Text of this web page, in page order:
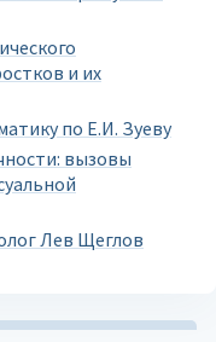
и их
по Е.И. Зуеву
вызовы
Лев Щеглов